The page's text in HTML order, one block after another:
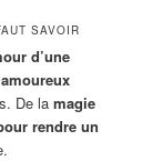
SAVOIR
d’une
De lamagie
rendre un